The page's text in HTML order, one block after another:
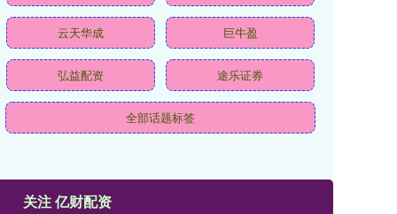
云天华成 巨牛盈
弘益配资 途乐证券
全部话题标签
关注 亿财配资